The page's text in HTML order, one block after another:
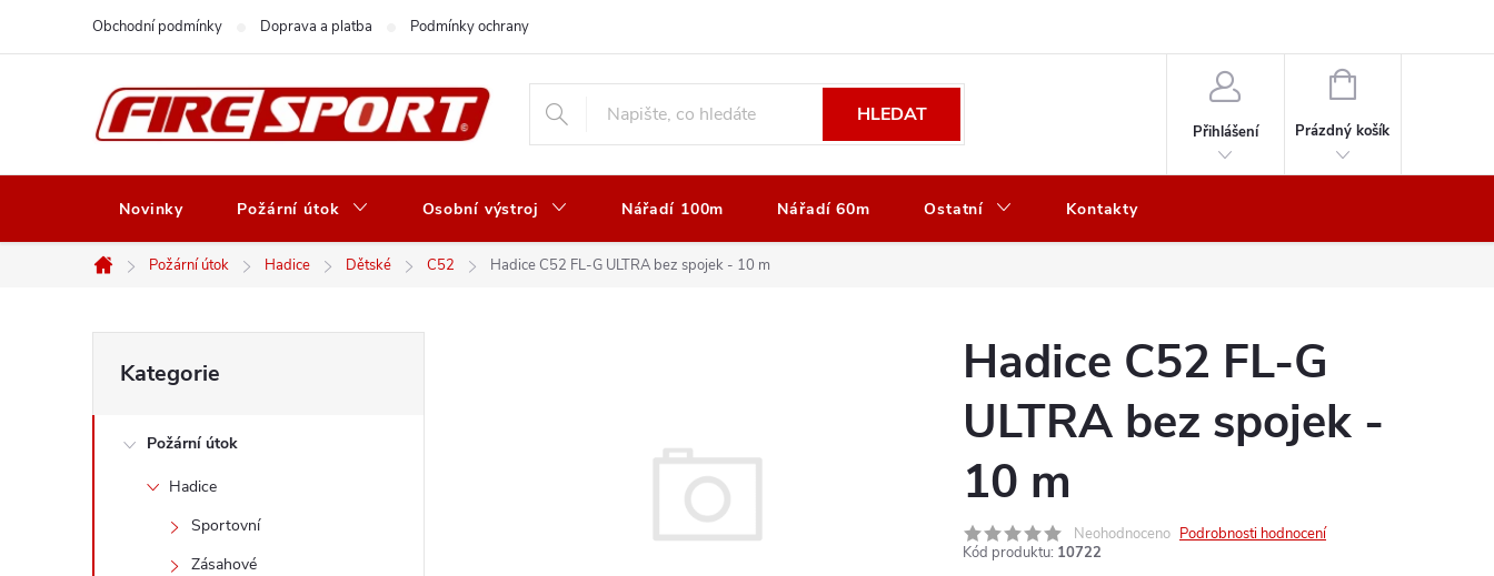
Obchodní podmínky Doprava a platba Podmínky ochrany osobních údajů
HLEDAT
Přihlášení
NÁKUPNÍ
Prázdný košík
Novinky Požární útok Osobní výstroj Nářadí 100m Nářadí 60m Ostatní Kontakty
Domů
Požární útok Hadice Dětské C52 Hadice C52 FL-G ULTRA bez spojek - 10 m
o
kategorie
Kategorie
Požární útok
Hadice
Sportovní
Zásahové
Hadice C52 FL-G
ULTRA bez spojek -
10 m
Neohodnoceno Podrobnosti hodnocení
Kód produktu: 10722